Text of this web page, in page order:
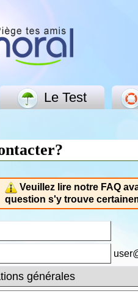
Le Test
Veuillez lire notre FAQ
question s'y trouve